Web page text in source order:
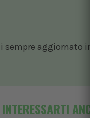
sempre aggiornato